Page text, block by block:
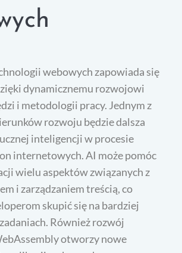
webowych zapowiada się
dynamicznemu rozwojowi
i metodologii pracy. Jednym z
rozwoju będzie dalsza
inteligencji w procesie
internetowych. AI może pomóc
wielu aspektów związanych z
i zarządzaniem treścią, co
skupić się na bardziej
Również rozwój
otworzy nowe